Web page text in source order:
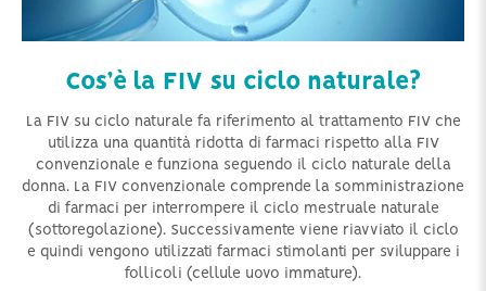
Cos’è la FIV su ciclo naturale?
La FIV su ciclo naturale fa riferimento al trattamento FIV che
utilizza una quantità ridotta di farmaci rispetto alla FIV
convenzionale e funziona seguendo il ciclo naturale della
donna. La FIV convenzionale comprende la somministrazione
di farmaci per interrompere il ciclo mestruale naturale
(sottoregolazione). Successivamente viene riavviato il ciclo
e quindi vengono utilizzati farmaci stimolanti per sviluppare i
follicoli (cellule uovo immature).